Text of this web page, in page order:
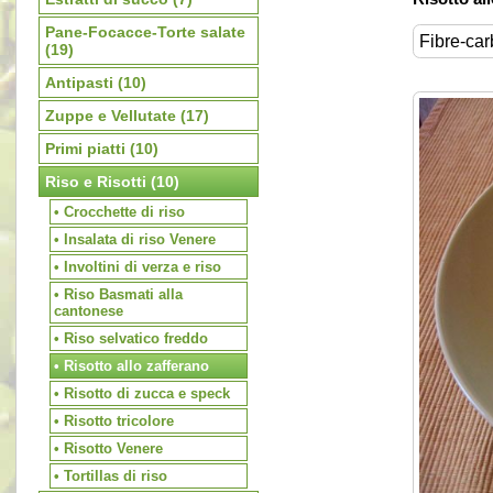
Pane-Focacce-Torte salate
(19)
Antipasti (10)
Zuppe e Vellutate (17)
Primi piatti (10)
Riso e Risotti (10)
• Crocchette di riso
• Insalata di riso Venere
• Involtini di verza e riso
• Riso Basmati alla
cantonese
• Riso selvatico freddo
• Risotto allo zafferano
• Risotto di zucca e speck
• Risotto tricolore
• Risotto Venere
• Tortillas di riso
Fibre-